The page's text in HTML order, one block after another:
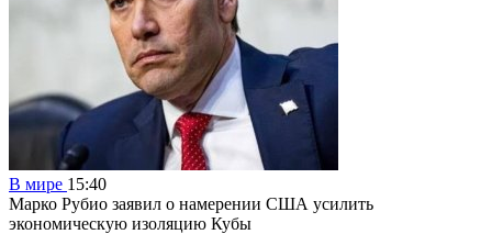
В мире 15:40
Марко Рубио заявил о намерении США усилить
экономическую изоляцию Кубы